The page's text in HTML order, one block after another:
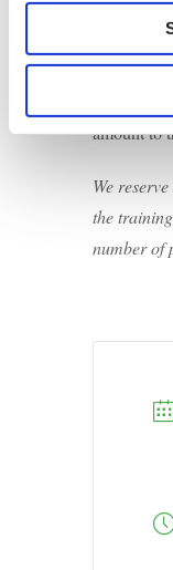
99 PLN –
amount to
We
the
number of